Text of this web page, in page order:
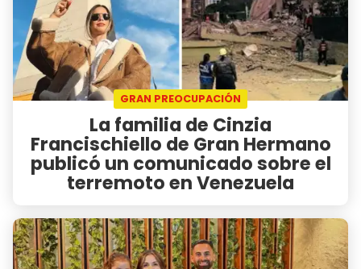
GRAN PREOCUPACIÓN
La familia de Cinzia
Francischiello de Gran Hermano
publicó un comunicado sobre el
terremoto en Venezuela